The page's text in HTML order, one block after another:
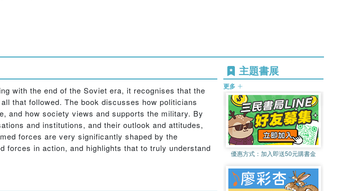
with the end of the Soviet era, it recognises that the
that followed. The book discusses how politicians
and how society views and supports the military. By
and institutions, and their outlook and attitudes,
forces are very significantly shaped by the
forces in action, and highlights that to truly understand
主題書展
更多
優惠方式： 加入即送50元購書金